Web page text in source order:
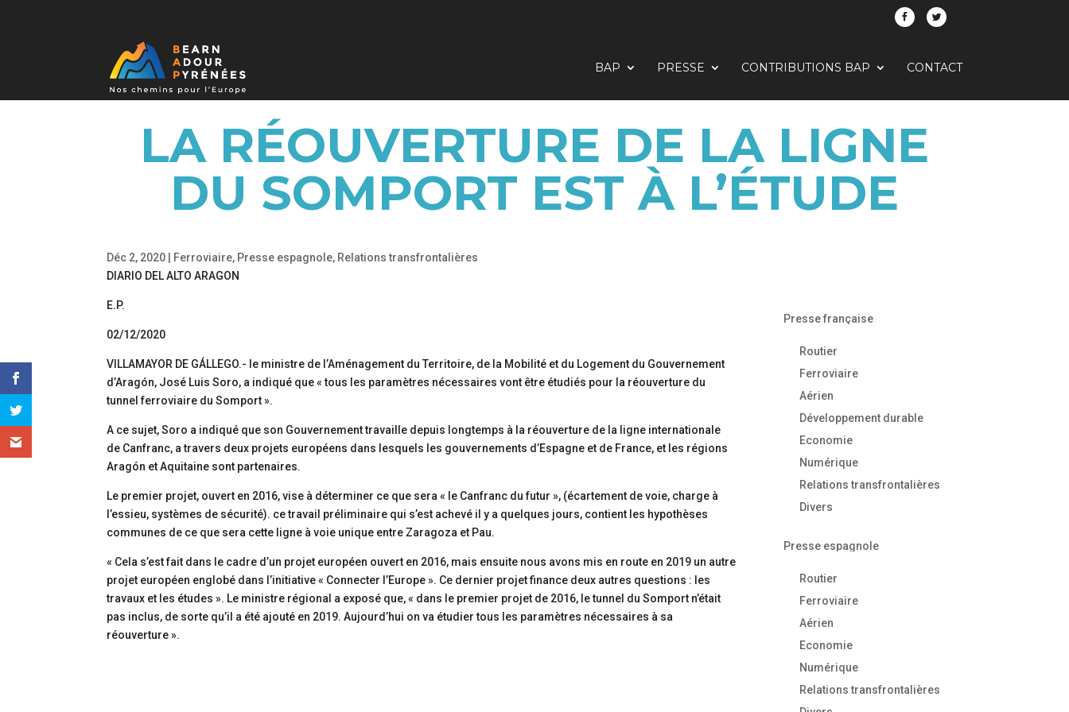
BAP PRESSE CONTRIBUTIONS BAP CONTACT
LA RÉOUVERTURE DE LA LIGNE
DU SOMPORT EST À L’ÉTUDE
Déc 2, 2020 Ferroviaire, Presse espagnole, Relations transfrontalières
DIARIO DEL ALTO ARAGON
E.P.
02/12/2020
VILLAMAYOR DE GÁLLEGO.- le ministre de l’Aménagement du Territoire, de la Mobilité et du Logement du Gouvernement
d’Aragón, José Luis Soro, a indiqué que « tous les paramètres nécessaires vont être étudiés pour la réouverture du
tunnel ferroviaire du Somport ».
A ce sujet, Soro a indiqué que son Gouvernement travaille depuis longtemps à la réouverture de la ligne internationale
de Canfranc, a travers deux projets européens dans lesquels les gouvernements d’Espagne et de France, et les régions
Aragón et Aquitaine sont partenaires.
Le premier projet, ouvert en 2016, vise à déterminer ce que sera « le Canfranc du futur », (écartement de voie, charge à
l’essieu, systèmes de sécurité). ce travail préliminaire qui s’est achevé il y a quelques jours, contient les hypothèses
communes de ce que sera cette ligne à voie unique entre Zaragoza et Pau.
« Cela s’est fait dans le cadre d’un projet européen ouvert en 2016, mais ensuite nous avons mis en route en 2019 un autre
projet européen englobé dans l’initiative « Connecter l’Europe ». Ce dernier projet finance deux autres questions : les
travaux et les études ». Le ministre régional a exposé que, « dans le premier projet de 2016, le tunnel du Somport n’était
pas inclus, de sorte qu’il a été ajouté en 2019. Aujourd’hui on va étudier tous les paramètres nécessaires à sa
réouverture ».
Presse française
Routier
Ferroviaire
Aérien
Développement durable
Economie
Numérique
Relations transfrontalières
Divers
Presse espagnole
Routier
Ferroviaire
Aérien
Economie
Numérique
Relations transfrontalières